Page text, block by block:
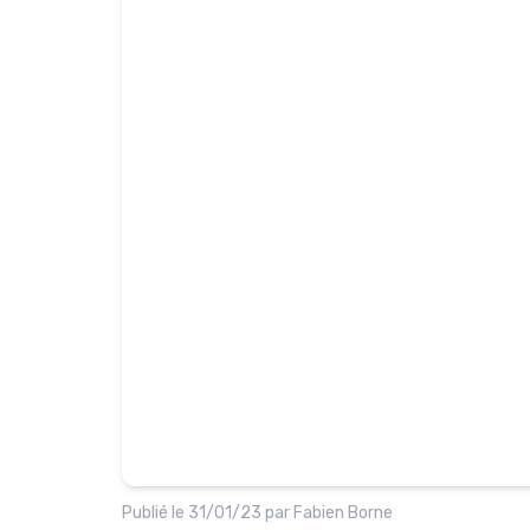
Publié le 31/01/23 par Fabien Borne